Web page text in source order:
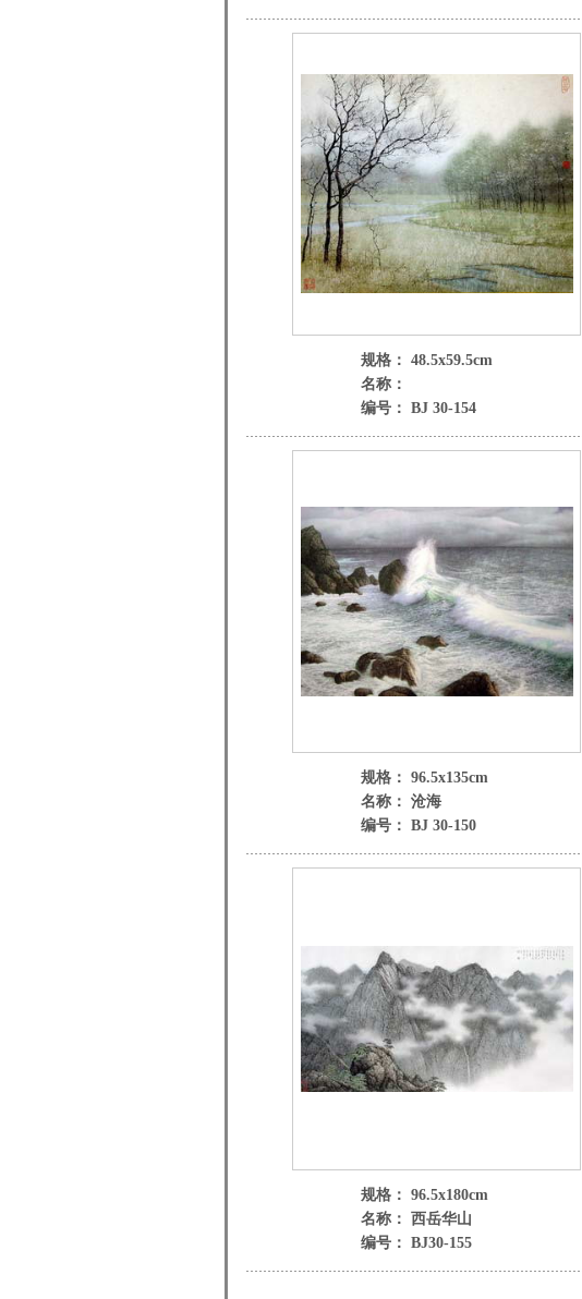
规格： 48.5x59.5cm
名称：
编号： BJ 30-154
规格： 96.5x135cm
名称： 沧海
编号： BJ 30-150
规格： 96.5x180cm
名称： 西岳华山
编号： BJ30-155